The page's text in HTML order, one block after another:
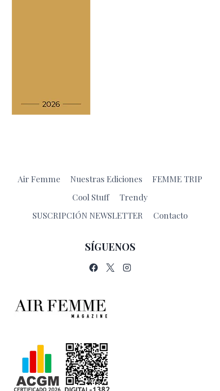
Air Femme Nuestras Ediciones
FEMME TRIP
Cool Stuff
Trendy
SUSCRIPCIÓN NEWSLETTER
Contacto
SÍGUENOS